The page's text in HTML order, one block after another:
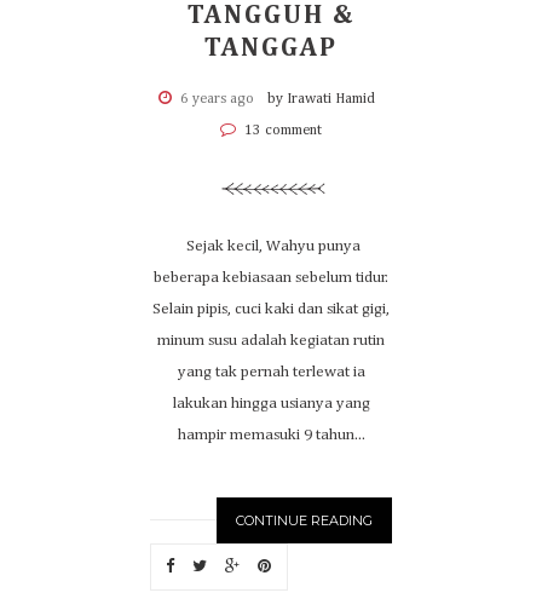
TANGGUH &
TANGGAP
6 years ago by Irawati Hamid
13 comment
Sejak kecil, Wahyu punya
beberapa kebiasaan sebelum tidur.
Selain pipis, cuci kaki dan sikat gigi,
minum susu adalah kegiatan rutin
yang tak pernah terlewat ia
lakukan hingga usianya yang
hampir memasuki 9 tahun...
CONTINUE READING